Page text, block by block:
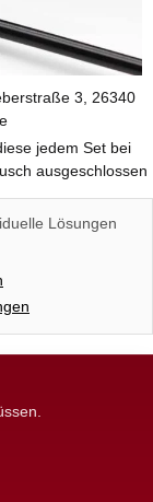
3, 26340
jedem Set bei
ausgeschlossen
Lösungen